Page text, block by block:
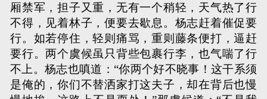
厢禁军，担子又重，无有一个稍轻，天气热了行
不得，见着林子，便要去歇息。杨志赶着催促要
行。如若停住，轻则痛骂，重则藤条便打，逼赶
要行。两个虞候虽只背些包裹行李，也气喘了行
不上。杨志也嗔道：“你两个好不晓事！这干系须
是俺的，你们不替洒家打这夫子，却在背后也慢